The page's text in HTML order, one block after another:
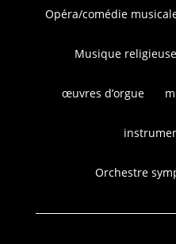
Opéra/comédie
Musique religieuse
œuvres d’orgue
Orchestre